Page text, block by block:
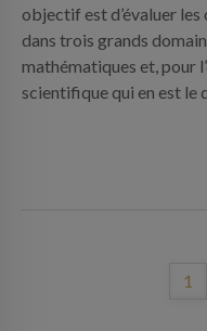
objectif est d’évaluer les
dans trois grands
mathématiques et, pour
scientifique qui en est le
1